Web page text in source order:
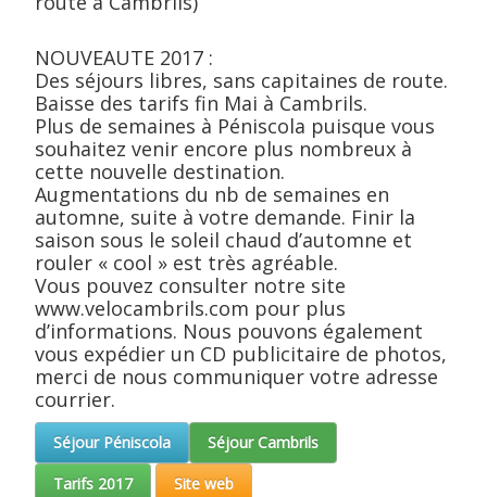
NOUVEAUTE 2017 :
Des séjours libres, sans capitaines de route.
Baisse des tarifs fin Mai à Cambrils.
Plus de semaines à Péniscola puisque vous
souhaitez venir encore plus nombreux à
cette nouvelle destination.
Augmentations du nb de semaines en
automne, suite à votre demande. Finir la
saison sous le soleil chaud d’automne et
rouler « cool » est très agréable.
Vous pouvez consulter notre site
www.velocambrils.com pour plus
d’informations. Nous pouvons également
vous expédier un CD publicitaire de photos,
merci de nous communiquer votre adresse
courrier.
Séjour Péniscola
Séjour Cambrils
Tarifs 2017
Site web